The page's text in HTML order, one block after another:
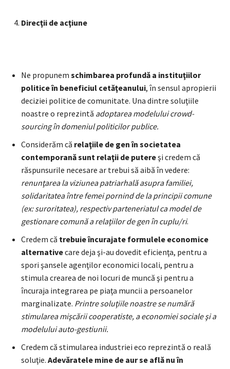
Direcţii de acţiune
Ne propunem schimbarea profundă a instituţiilor
politice în beneficiul cetăţeanului, în sensul apropierii
deciziei politice de comunitate. Una dintre soluţiile
noastre o reprezintă adoptarea modelului crowd-
sourcing în domeniul politicilor publice.
Considerăm că relaţiile de gen în societatea
contemporană sunt relaţii de putereşi credem că
răspunsurile necesare ar trebui să aibă în vedere:
renunţarea la viziunea patriarhală asupra familiei,
solidaritatea între femei pornind de la principii comune
(ex: suroritatea), respectiv parteneriatul ca model de
gestionare comună a relaţiilor de gen în cuplu/ri.
Credem că trebuie încurajate formulele economice
alternativecare deja şi-au dovedit eficienţa, pentru a
spori şansele agenţilor economici locali, pentru a
stimula crearea de noi locuri de muncă şi pentru a
încuraja integrarea pe piaţa muncii a persoanelor
marginalizate. Printre soluţiile noastre se numără
stimularea mişcării cooperatiste, a economiei sociale şi a
modelului auto-gestiunii.
Credem că stimularea industriei eco reprezintă o reală
soluţie. Adevăratele mine de aur se află nu în